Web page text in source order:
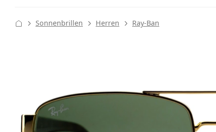
Sonnenbrillen Herren Ray-Ban